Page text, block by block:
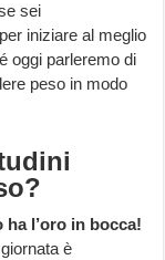
sei
iniziare al meglio
oggi parleremo di
peso in modo
ha l’oro in bocca!
è